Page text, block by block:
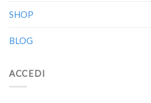
SHOP
BLOG
ACCEDI